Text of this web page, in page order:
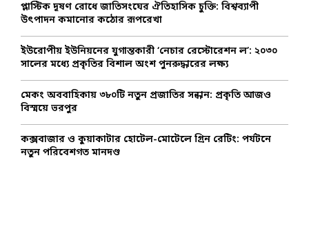
প্লাস্টিক দূষণ রোধে জাতিসংঘের ঐতিহাসিক চুক্তি: বিশ্বব্যাপী
উৎপাদন কমানোর কঠোর রূপরেখা
ইউরোপীয় ইউনিয়নের যুগান্তকারী ‘নেচার রেস্টোরেশন ল’: ২০৩০
সালের মধ্যে প্রকৃতির বিশাল অংশ পুনরুদ্ধারের লক্ষ্য
মেকং অববাহিকায় ৩৮০টি নতুন প্রজাতির সন্ধান: প্রকৃতি আজও
বিস্ময়ে ভরপুর
কক্সবাজার ও কুয়াকাটার হোটেল-মোটেলে গ্রিন রেটিং: পর্যটনে
নতুন পরিবেশগত মানদণ্ড